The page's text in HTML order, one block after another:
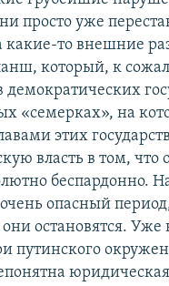
просто уже
какие-то внешние
который, к
демократических
«семерках», на
этих
власть в том, что
беспардонно.
опасный
остановятся. Уже
путинского